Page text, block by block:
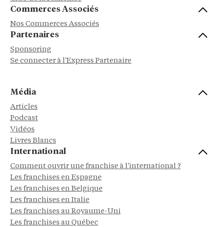
Commerces Associés
Nos Commerces Associés
Partenaires
Sponsoring
Se connecter à l'Express Partenaire
Média
Articles
Podcast
Vidéos
Livres Blancs
International
Comment ouvrir une franchise à l'international ?
Les franchises en Espagne
Les franchises en Belgique
Les franchises en Italie
Les franchises au Royaume-Uni
Les franchises au Québec